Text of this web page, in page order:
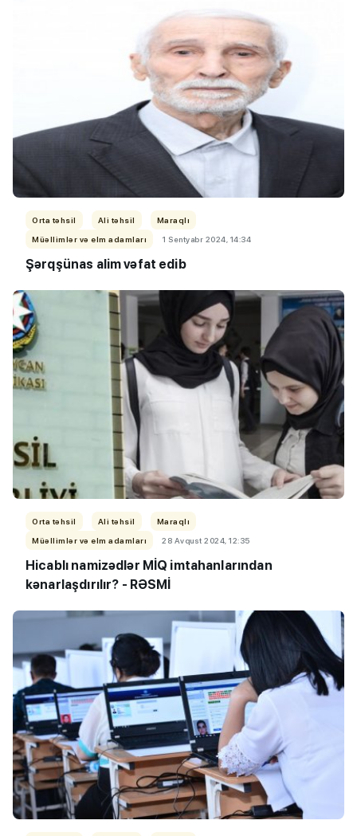
Orta təhsil Ali təhsil
Maraqlı
Müəllimlər və elm adamları
1 Sentyabr 2024, 14:34
Şərqşünas alim vəfat edib
Orta təhsil Ali təhsil
Maraqlı
Müəllimlər və elm adamları
28 Avqust 2024, 12:35
Hicablı namizədlər MİQ imtahanlarından
kənarlaşdırılır? - RƏSMİ